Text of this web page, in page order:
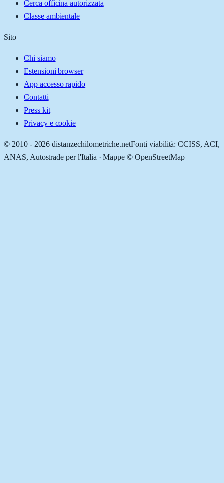
Cerca officina autorizzata
Classe ambientale
Sito
Chi siamo
Estensioni browser
App accesso rapido
Contatti
Press kit
Privacy e cookie
© 2010 - 2026 distanzechilometriche.netFonti viabilità: CCISS, ACI,
ANAS, Autostrade per l'Italia · Mappe © OpenStreetMap